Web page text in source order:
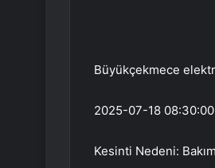
Büyükçekmece
2025-07-18 08:30:00
Kesinti Nedeni: